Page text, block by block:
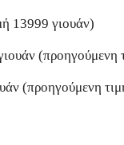
13999 γιουάν)
(προηγούμενη
(προηγούμενη